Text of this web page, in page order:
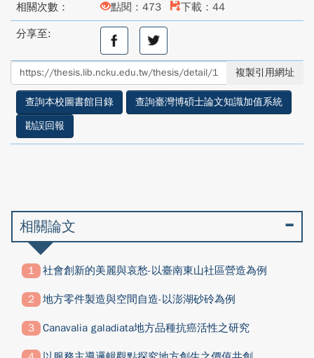
相關次數： 點閱：473 下載：44
分享至:
分
至
facebook
分
享
至
twitter
複製引用網址
查詢本校圖書館目錄
查詢臺灣博碩士論文知識加值系統
勘誤回報
相關論文
社會創新的美麗與哀愁-以臺南東山社區營造為例
地方零件製造與空間自造-以澎湖砂砱為例
Canavalia galadiata地方品種抗癌活性之研究